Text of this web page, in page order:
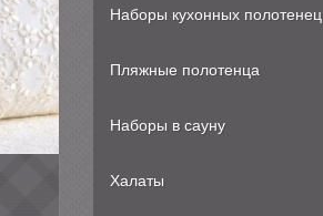
Наборы кухонных полотенец
Пляжные полотенца
Наборы в сауну
Халаты